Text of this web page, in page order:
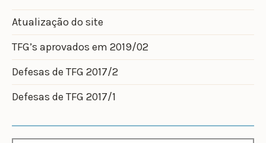
Atualização do site
TFG’s aprovados em 2019/02
Defesas de TFG 2017/2
Defesas de TFG 2017/1